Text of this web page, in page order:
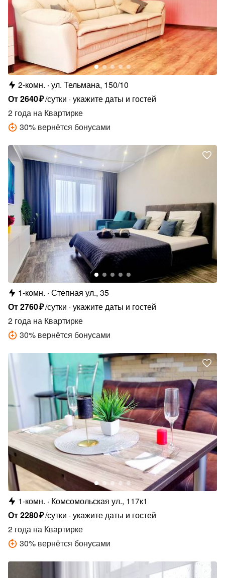
2-комн. ул. Тельмана, 150/10
От2640₽/сутки укажите даты и гостей
2 года на Квартирке
30% вернётся бонусами
1-комн. Степная ул., 35
От2760₽/сутки укажите даты и гостей
2 года на Квартирке
30% вернётся бонусами
1-комн.
Комсомольская ул., 117к1
От2280₽/сутки укажите даты и гостей
2 года на Квартирке
30% вернётся бонусами